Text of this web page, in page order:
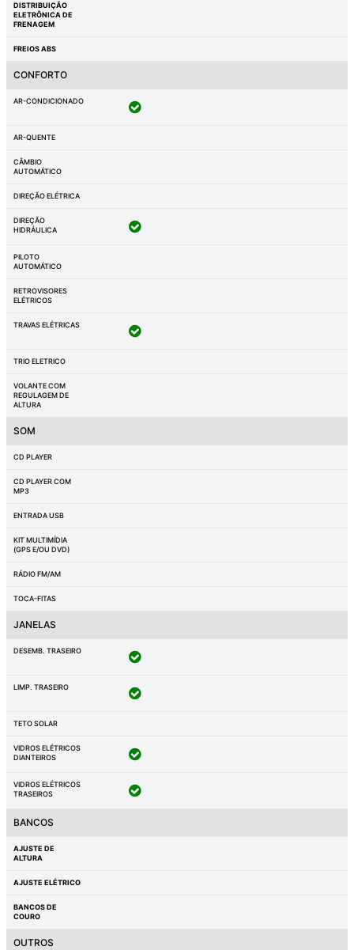
DISTRIBUIÇÃO
ELETRÔNICA DE
FRENAGEM
FREIOS ABS
CONFORTO
AR-CONDICIONADO
AR-QUENTE
CÂMBIO
AUTOMÁTICO
DIREÇÃO ELÉTRICA
DIREÇÃO
HIDRÁULICA
PILOTO
AUTOMÁTICO
RETROVISORES
ELÉTRICOS
TRAVAS ELÉTRICAS
TRIO ELETRICO
VOLANTE COM
REGULAGEM DE
ALTURA
SOM
CD PLAYER
CD PLAYER COM
MP3
ENTRADA USB
KIT MULTIMÍDIA
(GPS E/OU DVD)
RÁDIO FM/AM
TOCA-FITAS
JANELAS
DESEMB. TRASEIRO
LIMP. TRASEIRO
TETO SOLAR
VIDROS ELÉTRICOS
DIANTEIROS
VIDROS ELÉTRICOS
TRASEIROS
BANCOS
AJUSTE DE
ALTURA
AJUSTE ELÉTRICO
BANCOS DE
COURO
OUTROS